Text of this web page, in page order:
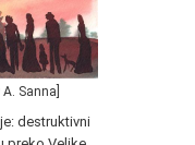
Sanna]
destruktivni